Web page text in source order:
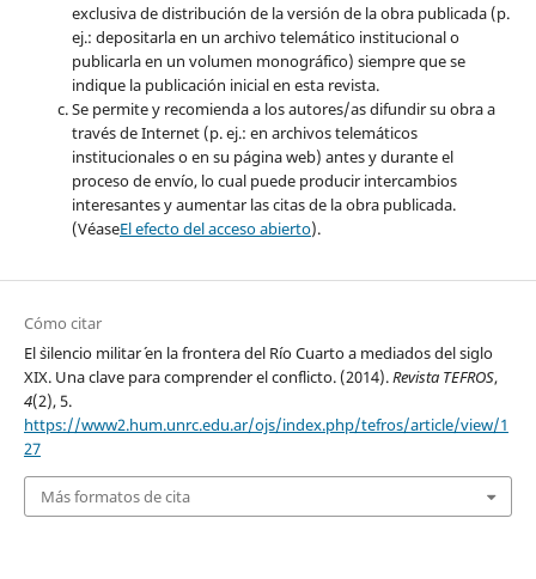
exclusiva de distribución de la versión de la obra publicada (p.
ej.: depositarla en un archivo telemático institucional o
publicarla en un volumen monográfico) siempre que se
indique la publicación inicial en esta revista.
Se permite y recomienda a los autores/as difundir su obra a
través de Internet (p. ej.: en archivos telemáticos
institucionales o en su página web) antes y durante el
proceso de envío, lo cual puede producir intercambios
interesantes y aumentar las citas de la obra publicada.
(VéaseEl efecto del acceso abierto).
Cómo citar
El `silencio militar´ en la frontera del Río Cuarto a mediados del siglo
XIX. Una clave para comprender el conflicto. (2014).Revista TEFROS,
4(2), 5.
https://www2.hum.unrc.edu.ar/ojs/index.php/tefros/article/view/1
27
Más formatos de cita